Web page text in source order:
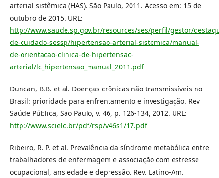
arterial sistêmica (HAS). São Paulo, 2011. Acesso em: 15 de
outubro de 2015. URL:
http://www.saude.sp.gov.br/resources/ses/perfil/gestor/
de-cuidado-sessp/hipertensao-arterial-sistemica/manual-
de-orientacao-clinica-de-hipertensao-
arterial/lc_hipertensao_manual_2011.pdf
Duncan, B.B. et al. Doenças crônicas não transmissíveis no
Brasil: prioridade para enfrentamento e investigação. Rev
Saúde Pública, São Paulo, v. 46, p. 126-134, 2012. URL:
http://www.scielo.br/pdf/rsp/v46s1/17.pdf
Ribeiro, R. P. et al. Prevalência da síndrome metabólica entre
trabalhadores de enfermagem e associação com estresse
ocupacional, ansiedade e depressão. Rev. Latino-Am.